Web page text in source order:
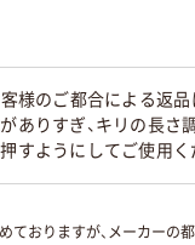
客様のご都合による返
ありすぎ、キリの長
すようにしてご使用く
おりますが、メーカーの都